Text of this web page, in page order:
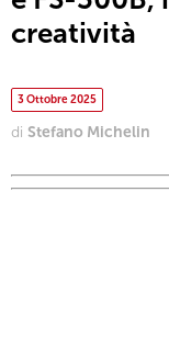
creatività
3 Ottobre 2025
di Stefano Michelin